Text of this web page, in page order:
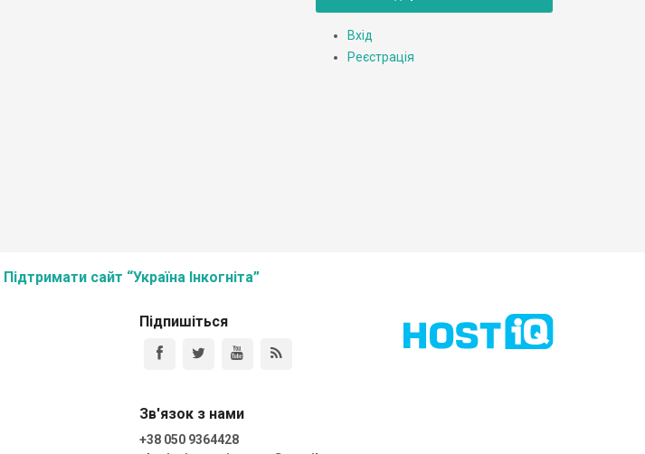
Вхід
Реєстрація
Підтримати сайт “Україна Інкогніта”
Підпишіться
Зв'язок з нами
+38 050 9364428